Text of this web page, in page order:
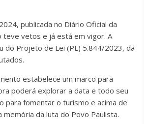
publicada no Diário Oficial da
teve vetos e já está em vigor. A
do Projeto de Lei (PL) 5.844/2023, da
estabelece um marco para
poderá explorar a data e todo seu
para fomentar o turismo e acima de
da luta do Povo Paulista.